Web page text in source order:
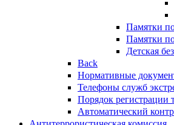
Памятки
Памятки
Детская
Back
Нормативные
Телефоны служб
Порядок регистрации
Автоматический